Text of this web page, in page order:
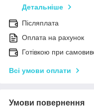
Детальніше
Післяплата
Оплата на рахунок
Готівкою при
Всі умови оплати
Умови повернення